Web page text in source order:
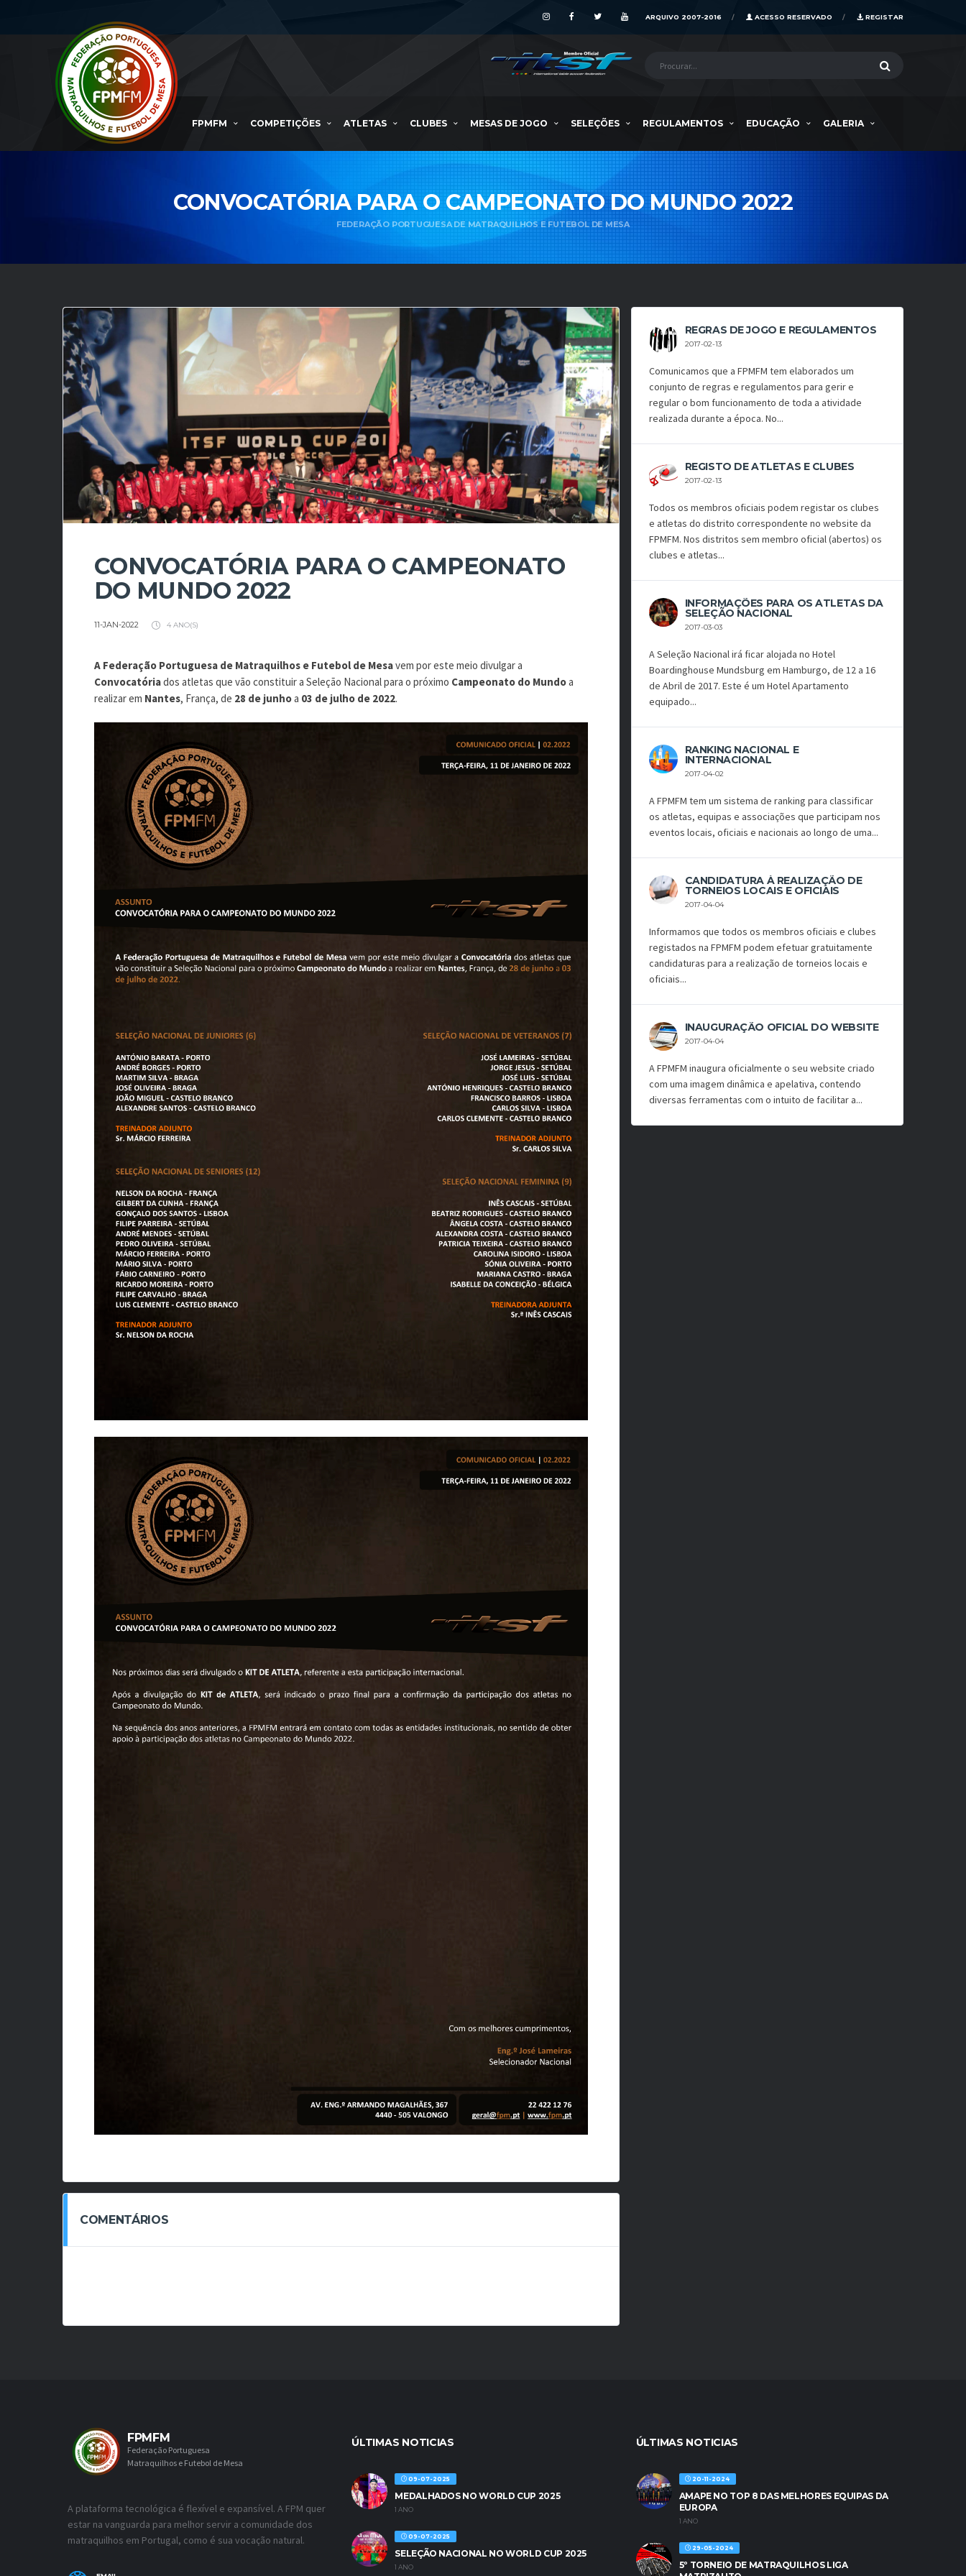
REGISTAR
ACESSO RESERVADO
ARQUIVO 2007-2016
FPMFM COMPETIÇÕES ATLETAS CLUBES MESAS DE JOGO SELEÇÕES REGULAMENTOS EDUCAÇÃO GALERIA
CONVOCATÓRIA PARA O CAMPEONATO DO MUNDO 2022
FEDERAÇÃO PORTUGUESA DE MATRAQUILHOS E FUTEBOL DE MESA
CONVOCATÓRIA PARA O CAMPEONATO
DO MUNDO 2022
11-JAN-2022 4 ANO(S)
A Federação Portuguesa de Matraquilhos e Futebol de Mesavem por este meio divulgar a
Convocatóriados atletas que vão constituir a Seleção Nacional para o próximo Campeonato do Mundoa
realizar em Nantes, França, de 28 de junhoa 03 de julho de 2022.
COMENTÁRIOS
REGRAS DE JOGO E REGULAMENTOS
2017-02-13
Comunicamos que a FPMFM tem elaborados um
conjunto de regras e regulamentos para gerir e
regular o bom funcionamento de toda a atividade
realizada durante a época. No...
REGISTO DE ATLETAS E CLUBES
2017-02-13
Todos os membros oficiais podem registar os clubes
e atletas do distrito correspondente no website da
FPMFM. Nos distritos sem membro oficial (abertos) os
clubes e atletas...
INFORMAÇÕES PARA OS ATLETAS DA
SELEÇÃO NACIONAL
2017-03-03
A Seleção Nacional irá ficar alojada no Hotel
Boardinghouse Mundsburg em Hamburgo, de 12 a 16
de Abril de 2017. Este é um Hotel Apartamento
equipado...
RANKING NACIONAL E
INTERNACIONAL
2017-04-02
A FPMFM tem um sistema de ranking para classificar
os atletas, equipas e associações que participam nos
eventos locais, oficiais e nacionais ao longo de uma...
CANDIDATURA À REALIZAÇÃO DE
TORNEIOS LOCAIS E OFICIAIS
2017-04-04
Informamos que todos os membros oficiais e clubes
registados na FPMFM podem efetuar gratuitamente
candidaturas para a realização de torneios locais e
oficiais...
INAUGURAÇÃO OFICIAL DO WEBSITE
2017-04-04
A FPMFM inaugura oficialmente o seu website criado
com uma imagem dinâmica e apelativa, contendo
diversas ferramentas com o intuito de facilitar a...
FPMFM
Federação Portuguesa
Matraquilhos e Futebol de Mesa
A plataforma tecnológica é flexível e expansível. A FPM quer
estar na vanguarda para melhor servir a comunidade dos
matraquilhos em Portugal, como é sua vocação natural.
ÚLTIMAS NOTICIAS
09-07-2025
MEDALHADOS NO WORLD CUP 2025
1 ANO
09-07-2025
SELEÇÃO NACIONAL NO WORLD CUP 2025
1 ANO
ÚLTIMAS NOTICIAS
20-11-2024
AMAPE NO TOP 8 DAS MELHORES EQUIPAS DA
EUROPA
1 ANO
29-05-2024
5º TORNEIO DE MATRAQUILHOS LIGA